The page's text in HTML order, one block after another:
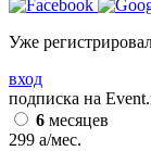
Уже
вход
подписка на
6 месяцев
299 a/мес.